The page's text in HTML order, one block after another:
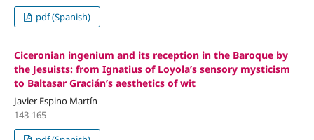
pdf (Spanish)
Ciceronian ingenium and its reception in the Baroque by
the Jesuists: from Ignatius of Loyola’s sensory mysticism
to Baltasar Gracián’s aesthetics of wit
Javier Espino Martín
143-165